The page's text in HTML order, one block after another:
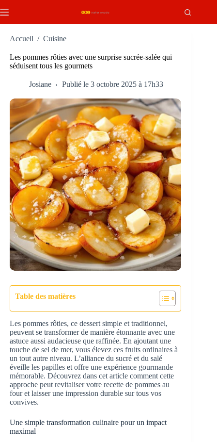
au
Accueil / Cuisine
Les pommes rôties avec une surprise sucrée-salée qui
séduisent tous les gourmets
Josiane Publié le 3 octobre 2025 à 17h33
Table des matières
Les pommes rôties, ce dessert simple et traditionnel,
peuvent se transformer de manière étonnante avec une
astuce aussi audacieuse que raffinée. En ajoutant une
touche de sel de mer, vous élevez ces fruits ordinaires à
un tout autre niveau. L’alliance du sucré et du salé
éveille les papilles et offre une expérience gourmande
mémorable. Découvrez dans cet article comment cette
approche peut revitaliser votre recette de pommes au
four et laisser une impression durable sur tous vos
convives.
Une simple transformation culinaire pour un impact
maximal